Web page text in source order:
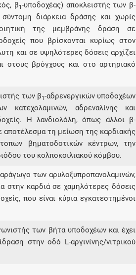
β1-υποδοχέας) αποκλειστής των β-
διάρκεια δράσης και χωρίς
της μεμβράνης δράση σε
που βρίσκονται κυρίως στον
και σε υψηλότερες δόσεις αρχίζει
στους βρόγχους και στο αρτηριακό
των β1-αδρενεργικών υποδοχέων
κατεχολαμινών, αδρεναλίνης και
Η λανδιολόλη, όπως άλλοι β-
αποτέλεσμα τη μείωση της καρδιακής
βηματοδοτικών κέντρων, την
του κολποκοιλιακού κόμβου.
των αρυλοξυπροπανολαμινών,
στην καρδιά σε χαμηλότερες δόσεις
που είναι κύρια εγκατεστημένοι
των βήτα υποδοχέων και έχει
στην οδό L-αργινίνης/νιτρικού